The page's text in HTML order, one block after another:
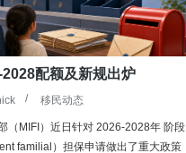
配额及新规出炉
移民动态
（MIFI）近日针对 2026-2028年 阶段
familial）担保申请做出了重大政策